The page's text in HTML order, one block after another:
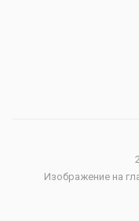
Изображение на